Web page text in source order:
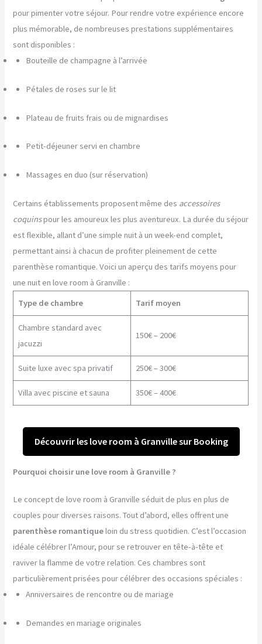
pour pimenter votre séjour. Pour rendre votre expérience encore
plus mémorable, de nombreuses prestations supplémentaires
sont disponibles :
Bouteille de champagne à l’arrivée
Pétales de roses sur le lit
Plateau de fruits frais ou de mignardises
Petit-déjeuner servi en chambre
Massages en duo (sur réservation)
Certains établissements proposent même des accessoires
coquinspour les amoureux les plus aventureux. La durée du séjour
est flexible, allant d’une simple nuit à un week-end complet,
permettant ainsi à chacun de profiter pleinement de cette
parenthèse romantique. Voici un aperçu des tarifs moyens pour
une nuit en love room à Granville :
Type de chambre
Tarif moyen
Chambre standard avec
jacuzzi
150€ – 200€
Suite luxe avec spa privatif 250€ – 300€
Villa avec piscine et sauna 350€ – 400€
Découvrir les love room à Granville sur Booking
Pourquoi choisir une love room à Granville ?
Le concept de love room à Granville séduit de plus en plus de
couples pour diverses raisons. Tout d’abord, elles offrent une
parenthèse romantiqueloin du stress quotidien. C’est l’occasion
idéale célébrer l’Amour, pour se retrouver en tête-à-tête et
raviver la flamme de votre relation. Ces chambres sont
particulièrement prisées pour célébrer des occasions spéciales :
Anniversaires de rencontre ou de mariage
Demandes en mariage originales